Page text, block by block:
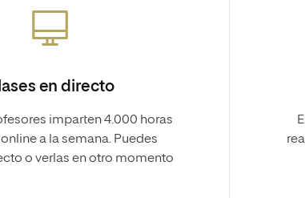
en directo
imparten 4.000 horas
a la semana. Puedes
o verlas en otro momento